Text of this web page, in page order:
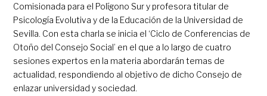
Comisionada para el Polígono Sur y profesora titular de
Psicología Evolutiva y de la Educación de la Universidad de
Sevilla. Con esta charla se inicia el ‘Ciclo de Conferencias de
Otoño del Consejo Social’ en el que a lo largo de cuatro
sesiones expertos en la materia abordarán temas de
actualidad, respondiendo al objetivo de dicho Consejo de
enlazar universidad y sociedad.